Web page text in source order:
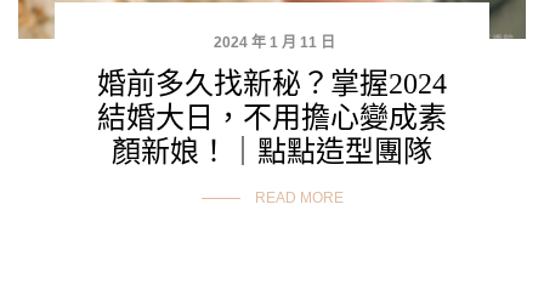
2024 年 1 月 11 日
婚前多久找新秘？掌握2024
結婚大日，不用擔心變成素
顏新娘！｜點點造型團隊
READ MORE